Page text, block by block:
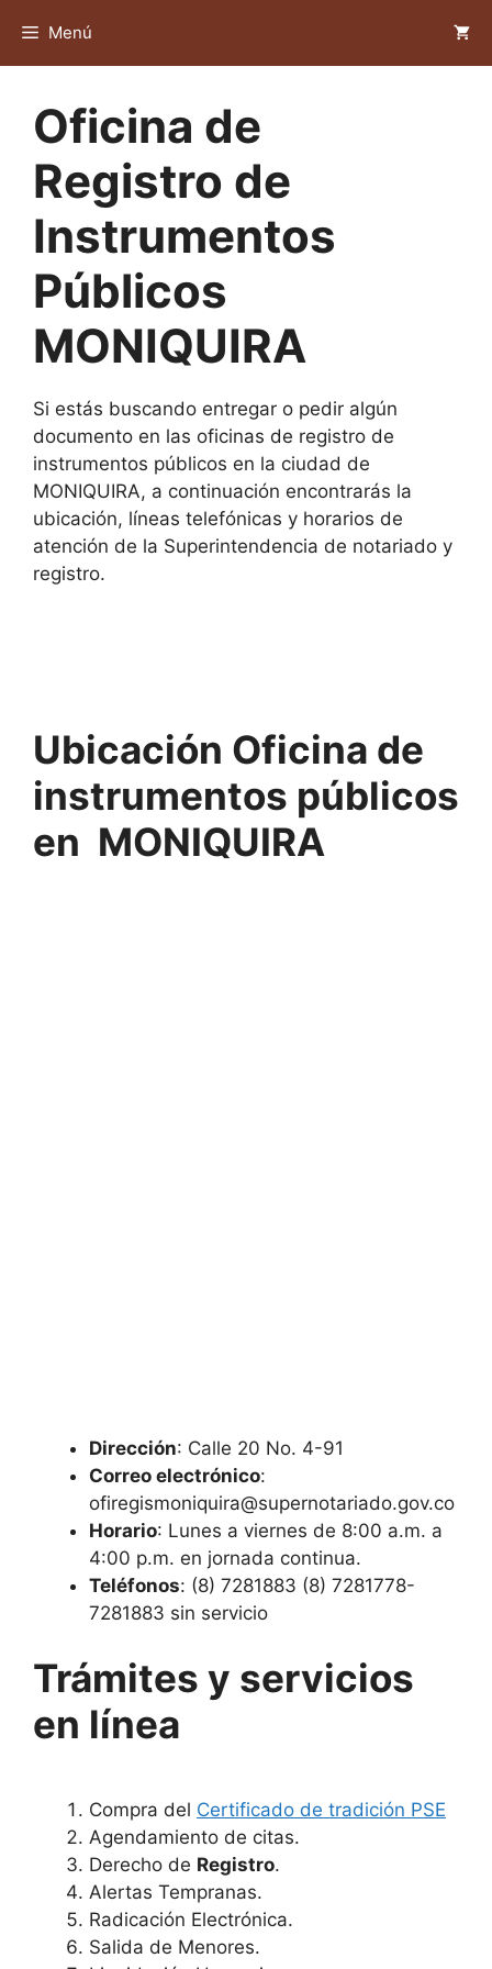
contenido
Menú
Oficina de
Registro de
Instrumentos
Públicos
MONIQUIRA
Si estás buscando entregar o pedir algún
documento en las oficinas de registro de
instrumentos públicos en la ciudad de
MONIQUIRA, a continuación encontrarás la
ubicación, líneas telefónicas y horarios de
atención de la Superintendencia de notariado y
registro.
Ubicación Oficina de
instrumentos públicos
en MONIQUIRA
Dirección: Calle 20 No. 4-91
Correo electrónico:
ofiregismoniquira@supernotariado.gov.co
Horario: Lunes a viernes de 8:00 a.m. a
4:00 p.m. en jornada continua.
Teléfonos: (8) 7281883 (8) 7281778-
7281883 sin servicio
Trámites y servicios
en línea
Compra del Certificado de tradición PSE
Agendamiento de citas.
Derecho de Registro.
Alertas Tempranas.
Radicación Electrónica.
Salida de Menores.